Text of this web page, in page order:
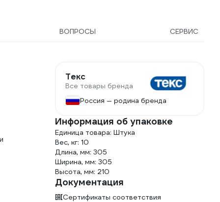
ВОПРОСЫ СЕРВИС
Текс
Все товары бренда
Россия — родина бренда
Информация об упаковке
Единица товара: Штука
Вес, кг: 10
Длина, мм: 305
Ширина, мм: 305
Высота, мм: 210
Документация
Сертификаты соответствия